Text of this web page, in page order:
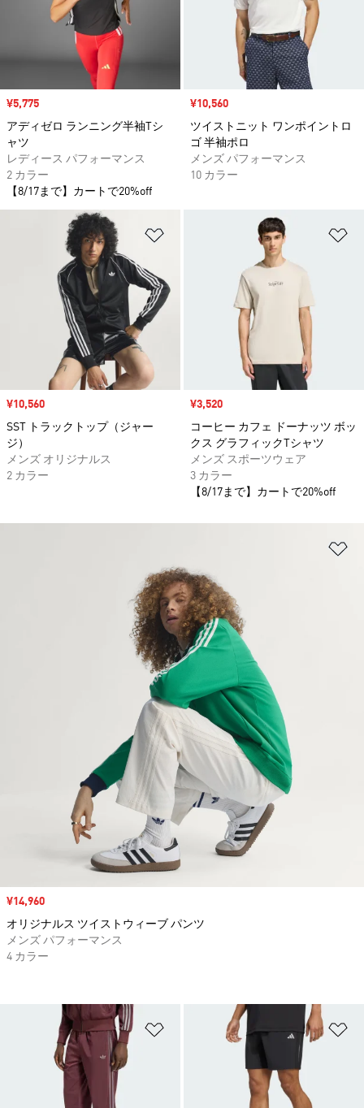
セール価格
¥5,775
アディゼロ ランニング半袖Tシ
ャツ
レディース パフォーマンス
2 カラー
【8/17まで】カートで20%off
セール価格
¥10,560
ツイストニット ワンポイントロ
ゴ 半袖ポロ
メンズ パフォーマンス
10 カラー
ほしいものリストに追加
セール価格
¥10,560
SST トラックトップ（ジャー
ジ）
メンズ オリジナルス
2 カラー
セール価格
¥3,520
コーヒー カフェ ドーナッツ ボッ
クス グラフィックTシャツ
メンズ スポーツウェア
3 カラー
【8/17まで】カートで20%off
ほしいものリストに追加
セール価格
¥14,960
オリジナルス ツイストウィーブ パンツ
メンズ パフォーマンス
4 カラー